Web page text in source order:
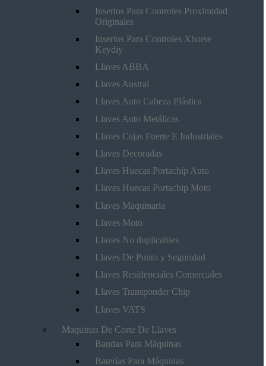
Insertos Para Controles Proximidad
Originales
Insertos Para Controles Xhorse
Keydiy
Llaves ABBA
Llaves Austral
Llaves Auto Cabeza Plástica
Llaves Auto Metálicas
Llaves Cajas Fuerte E Industriales
Llaves Decoradas
Llaves Huecas Portachip Auto
Llaves Huecas Portachip Moto
Llaves Maquinaria
Llaves Moto
Llaves No duplicables
Llaves De Punto y Seguridad
Llaves Residenciales Comerciales
Llaves Transponder Chip
Llaves VATS
Maquinas De Corte De Llaves
Bandas Para Máquinas
Baterías Para Máquinas